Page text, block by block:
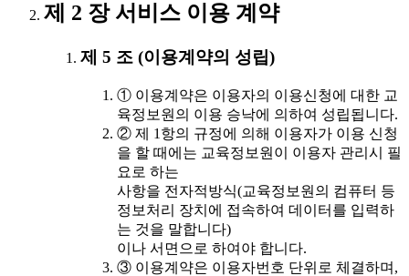
제 2 장 서비스 이용 계약
제 5 조 (이용계약의 성립)
① 이용계약은 이용자의 이용신청에 대한 교
육정보원의 이용 승낙에 의하여 성립됩니다.
② 제 1항의 규정에 의해 이용자가 이용 신청
을 할 때에는 교육정보원이 이용자 관리시 필
요로 하는
사항을 전자적방식(교육정보원의 컴퓨터 등
정보처리 장치에 접속하여 데이터를 입력하
는 것을 말합니다)
이나 서면으로 하여야 합니다.
③ 이용계약은 이용자번호 단위로 체결하며,